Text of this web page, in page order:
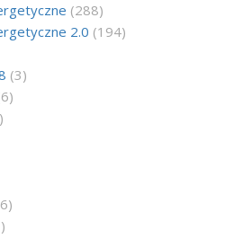
(288)
2.0 (194)
(3)